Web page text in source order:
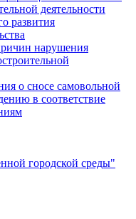
деятельности
развития
нарушения
о сносе самовольной
в соответствие
городской среды"